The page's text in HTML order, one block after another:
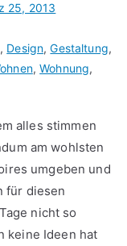
25, 2013
, Design,Gestaltung,
,Wohnung,
alles stimmen
am wohlsten
umgeben und
für diesen
nicht so
keine Ideen hat